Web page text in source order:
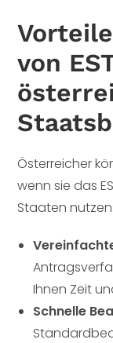
von
Österreicher
wenn sie das
Staaten nutzen:
Ihnen Zeit
Schnelle